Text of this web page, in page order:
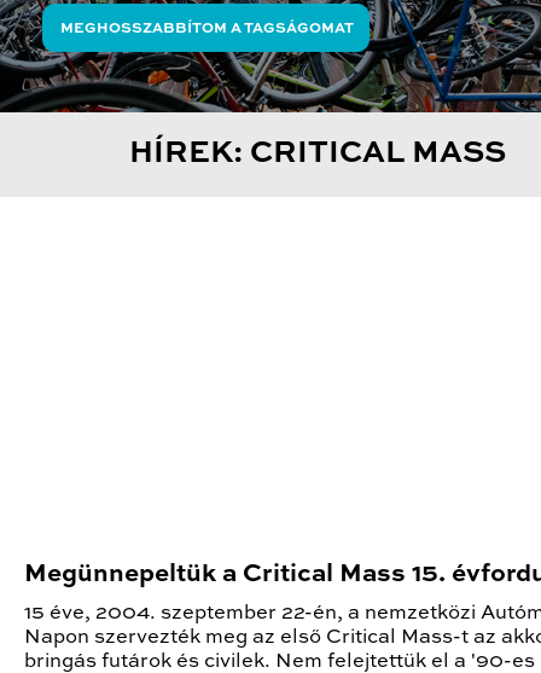
MEGHOSSZABBÍTOM A TAGSÁGOMAT
HÍREK: CRITICAL MASS
Megünnepeltük a Critical Mass 15.
15 éve, 2004. szeptember 22-én, a nemzetközi
Napon szervezték meg az első Critical Mass-t az
bringás futárok és civilek. Nem felejtettük el a '90-es